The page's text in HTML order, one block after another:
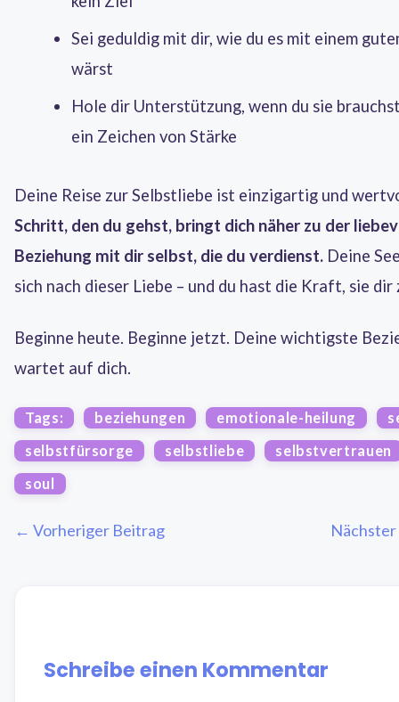
Sei geduldig mit dir, wie du es mit einem
wärst
Hole dir Unterstützung, wenn du sie
ein Zeichen von Stärke
Deine Reise zur Selbstliebe ist einzigartig und
Schritt, den du gehst, bringt dich näher zu der
Beziehung mit dir selbst, die du verdienst. Deine
sich nach dieser Liebe – und du hast die Kraft, sie dir
Beginne heute. Beginne jetzt. Deine wichtigste
wartet auf dich.
Tags: beziehungen emotionale-heilung
selbstfürsorge
selbstliebe
selbstvertrauen
soul
← Vorheriger Beitrag
Schreibe einen Kommentar